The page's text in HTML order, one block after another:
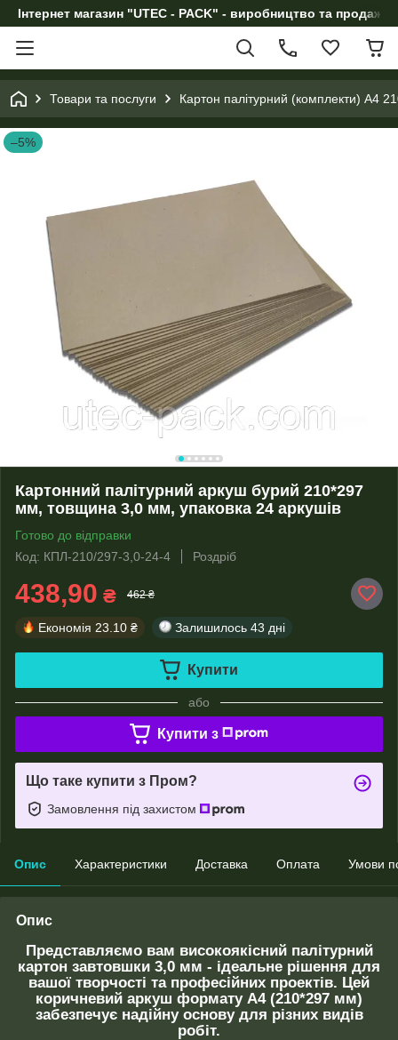
Інтернет магазин "UTEC - PACK" - виробництво та продаж
Товари та послуги Картон палітурний (комплекти) А4
–5%
Картонний палітурний аркуш бурий 210*297
мм, товщина 3,0 мм, упаковка 24 аркушів
Готово до відправки
Код: КПЛ-210/297-3,0-24-4
Роздріб
438,90 ₴ 462 ₴
Економія 23.10 ₴ Залишилось 43 дні
Купити
або
Купити з
Що таке купити з Пром?
Замовлення під захистом
Опис Характеристики Доставка Оплата Умови
Опис
Представляємо вам високоякісний палітурний
картон завтовшки 3,0 мм - ідеальне рішення для
вашої творчості та професійних проектів. Цей
коричневий аркуш формату А4 (210*297 мм)
забезпечує надійну основу для різних видів
робіт.